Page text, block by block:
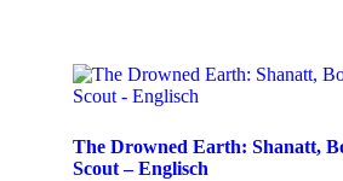
The Drowned Earth: Shanatt,
Scout – Englisch